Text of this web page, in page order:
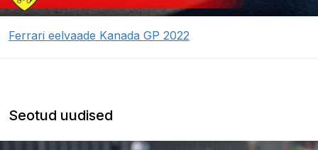
Ferrari eelvaade Kanada GP 2022
Seotud uudised